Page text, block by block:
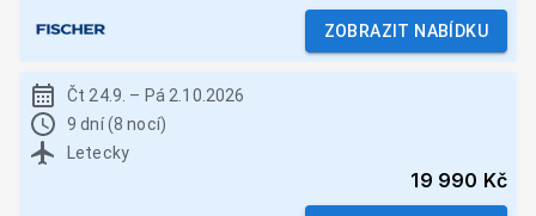
ZOBRAZIT NABÍDKU
Čt 24.9. – Pá 2.10.2026
9 dní (8 nocí)
Letecky
19 990 Kč